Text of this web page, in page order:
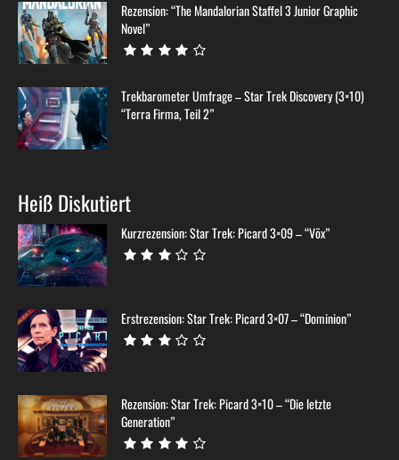
Rezension: “The Mandalorian Staffel 3 Junior Graphic
Novel”
Trekbarometer Umfrage – Star Trek Discovery (3×10)
“Terra Firma, Teil 2”
Heiß Diskutiert
Kurzrezension: Star Trek: Picard 3×09 – “Võx”
Erstrezension: Star Trek: Picard 3×07 – “Dominion”
Rezension: Star Trek: Picard 3×10 – “Die letzte
Generation”